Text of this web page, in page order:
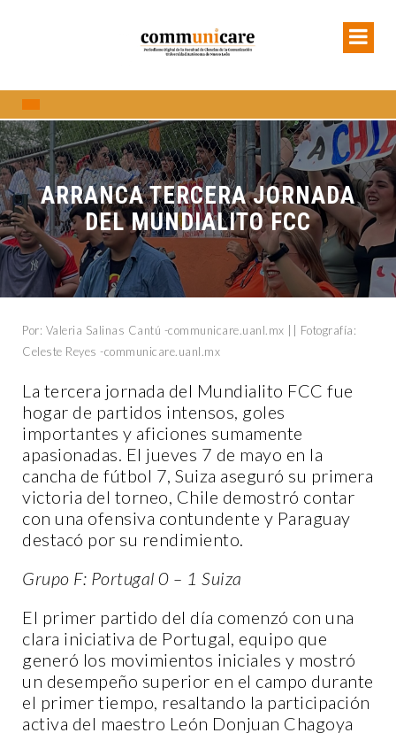
ARRANCA TERCERA JORNADA
DEL MUNDIALITO FCC
Por: Valeria Salinas Cantú -communicare.uanl.mx || Fotografía:
Celeste Reyes -communicare.uanl.mx
La tercera jornada del Mundialito FCC fue
hogar de partidos intensos, goles
importantes y aficiones sumamente
apasionadas. El jueves 7 de mayo en la
cancha de fútbol 7, Suiza aseguró su primera
victoria del torneo, Chile demostró contar
con una ofensiva contundente y Paraguay
destacó por su rendimiento.
Grupo F: Portugal 0 – 1 Suiza
El primer partido del día comenzó con una
clara iniciativa de Portugal, equipo que
generó los movimientos iniciales y mostró
un desempeño superior en el campo durante
el primer tiempo, resaltando la participación
activa del maestro León Donjuan Chagoya